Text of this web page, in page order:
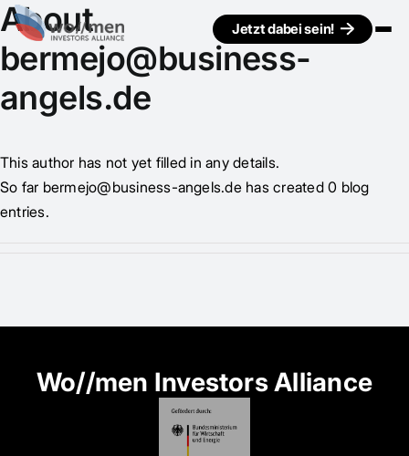
Jetzt dabei sein!
About
bermejo@business-
angels.de
This author has not yet filled in any details.
So far bermejo@business-angels.de has created 0 blog
entries.
Wo//men Investors Alliance